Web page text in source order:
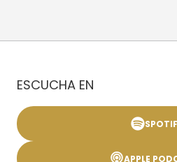
ESCUCHA EN
APPLE